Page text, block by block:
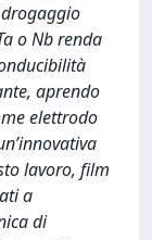
o Nb renda
aprendo
elettrodo
lavoro, film
a
di